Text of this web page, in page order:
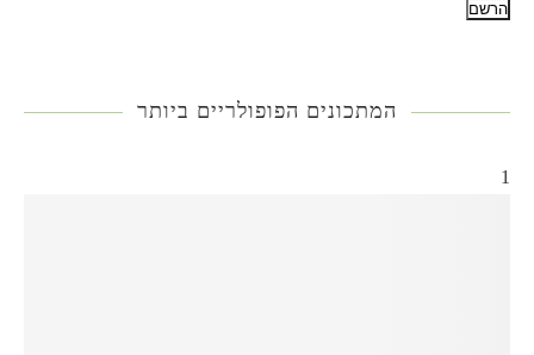
המתכונים הפופולריים ביותר
1